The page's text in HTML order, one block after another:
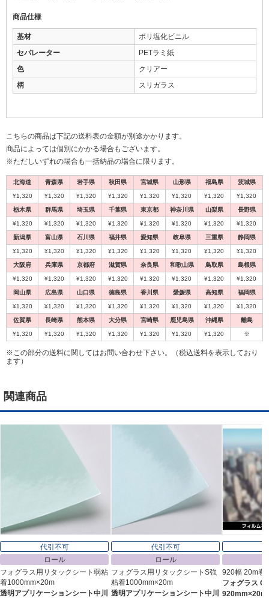
商品仕様
基材
ポリ塩化ビニル
セパレーター
PETラミ紙
色
クリアー
柄
スリガラス
こちらの商品は下記の送料表の金額が別途かかります。
商品によっては個別にかかる場合もございます。
※ただしいずれの場合も一括納品の場合に限ります。
※この部分の送料に関してはお問い合わせ下さい。（税込送料を表示しており
ます）
北海道 青森県 岩手県 秋田県 宮城県 山形県 福島県 茨城県
¥1,320 ¥1,320 ¥1,320 ¥1,320 ¥1,320 ¥1,320 ¥1,320 ¥1,320
栃木県 群馬県 埼玉県 千葉県 東京都 神奈川県 山梨県 長野県
¥1,320 ¥1,320 ¥1,320 ¥1,320 ¥1,320 ¥1,320 ¥1,320 ¥1,320
新潟県 富山県 石川県 福井県 愛知県 岐阜県 三重県 静岡県
¥1,320 ¥1,320 ¥1,320 ¥1,320 ¥1,320 ¥1,320 ¥1,320 ¥1,320
大阪府 兵庫県 京都府 滋賀県 奈良県 和歌山県 鳥取県 島根県
¥1,320 ¥1,320 ¥1,320 ¥1,320 ¥1,320 ¥1,320 ¥1,320 ¥1,320
岡山県 広島県 山口県 徳島県 香川県 愛媛県 高知県 福岡県
¥1,320 ¥1,320 ¥1,320 ¥1,320 ¥1,320 ¥1,320 ¥1,320 ¥1,320
佐賀県 長崎県 熊本県 大分県 宮崎県 鹿児島県 沖縄県 離島
¥1,320 ¥1,320 ¥1,320 ¥1,320 ¥1,320 ¥1,320 ¥1,320 ※
関連商品
代引不可
ロール
フォグラス用リタックシート弱粘
着1000mm×20m
透明アプリケーションシート中川
代引不可
ロール
フォグラス用リタックシートS強
粘着1000mm×20m
透明アプリケーションシート中川
920幅 20m巻
フォグラス
920mm×20m